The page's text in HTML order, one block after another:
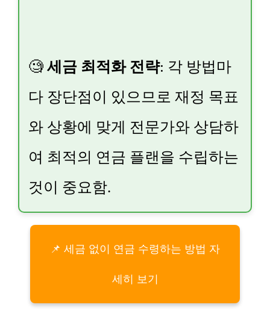
🧐 세금 최적화 전략: 각 방법마
다 장단점이 있으므로 재정 목표
와 상황에 맞게 전문가와 상담하
여 최적의 연금 플랜을 수립하는
것이 중요함.
📌 세금 없이 연금 수령하는 방법 자
세히 보기